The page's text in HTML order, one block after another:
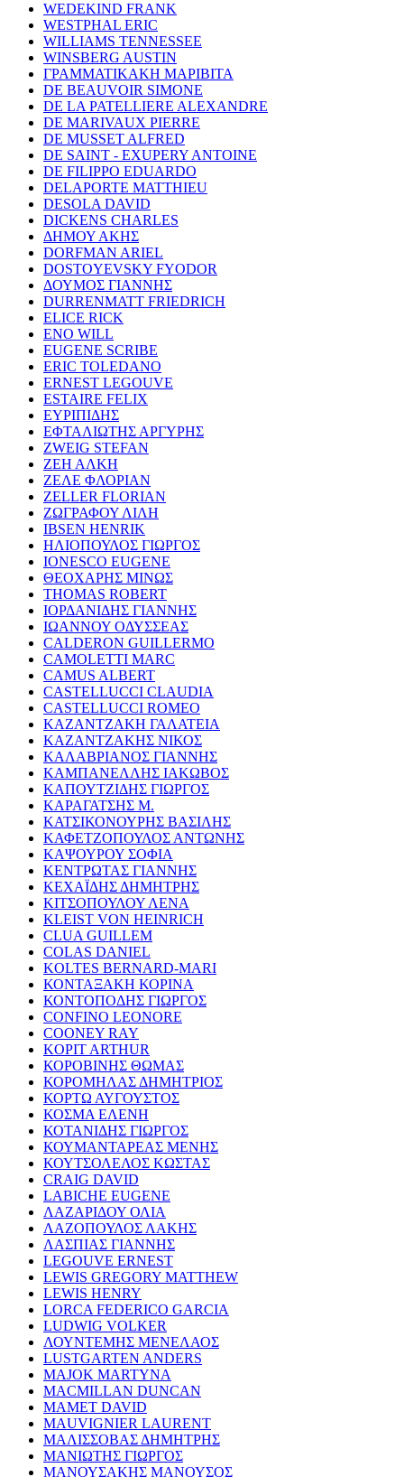
WEDEKIND FRANK
WESTPHAL ERIC
WILLIAMS TENNESSEE
WINSBERG AUSTIN
ΓΡΑΜΜΑΤΙΚΑΚΗ ΜΑΡΙΒΙΤΑ
DE BEAUVOIR SIMONE
DE LA PATELLIERE ALEXANDRE
DE MARIVAUX PIERRE
DE MUSSET ALFRED
DE SAINT - EXUPERY ANTOINE
DE FILIPPO EDUARDO
DELAPORTE MATTHIEU
DESOLA DAVID
DICKENS CHARLES
ΔΗΜΟΥ ΑΚΗΣ
DORFMAN ARIEL
DOSTOYEVSKY FYODOR
ΔΟΥΜΟΣ ΓΙΑΝΝΗΣ
DURRENMATT FRIEDRICH
ELICE RICK
ENO WILL
EUGENE SCRIBE
ERIC TOLEDANO
ERNEST LEGOUVE
ESTAIRE FELIX
ΕΥΡΙΠΙΔΗΣ
ΕΦΤΑΛΙΩΤΗΣ ΑΡΓΥΡΗΣ
ZWEIG STEFAN
ΖΕΗ ΑΛΚΗ
ΖΕΛΕ ΦΛΟΡΙΑΝ
ZELLER FLORIAN
ΖΩΓΡΑΦΟΥ ΛΙΛΗ
IBSEN HENRIK
ΗΛΙΟΠΟΥΛΟΣ ΓΙΩΡΓΟΣ
IONESCO EUGENE
ΘΕΟΧΑΡΗΣ ΜΙΝΩΣ
THOMAS ROBERT
ΙΟΡΔΑΝΙΔΗΣ ΓΙΑΝΝΗΣ
ΙΩΑΝΝΟΥ ΟΔΥΣΣΕΑΣ
CALDERON GUILLERMO
CAMOLETTI MARC
CAMUS ALBERT
CASTELLUCCI CLAUDIA
CASTELLUCCI ROMEO
ΚΑΖΑΝΤΖΑΚΗ ΓΑΛΑΤΕΙΑ
ΚΑΖΑΝΤΖΑΚΗΣ ΝΙΚΟΣ
ΚΑΛΑΒΡΙΑΝΟΣ ΓΙΑΝΝΗΣ
ΚΑΜΠΑΝΕΛΛΗΣ ΙΑΚΩΒΟΣ
ΚΑΠΟΥΤΖΙΔΗΣ ΓΙΩΡΓΟΣ
ΚΑΡΑΓΑΤΣΗΣ Μ.
ΚΑΤΣΙΚΟΝΟΥΡΗΣ ΒΑΣΙΛΗΣ
ΚΑΦΕΤΖΟΠΟΥΛΟΣ ΑΝΤΩΝΗΣ
ΚΑΨΟΥΡΟΥ ΣΟΦΙΑ
ΚΕΝΤΡΩΤΑΣ ΓΙΑΝΝΗΣ
ΚΕΧΑΪΔΗΣ ΔΗΜΗΤΡΗΣ
ΚΙΤΣΟΠΟΥΛΟΥ ΛΕΝΑ
KLEIST VON HEINRICH
CLUA GUILLEM
COLAS DANIEL
KOLTES BERNARD-MARI
ΚΟΝΤΑΞΑΚΗ ΚΟΡΙΝΑ
ΚΟΝΤΟΠΟΔΗΣ ΓΙΩΡΓΟΣ
CONFINO LEONORE
COONEY RAY
KOPIT ARTHUR
ΚΟΡΟΒΙΝΗΣ ΘΩΜΑΣ
ΚΟΡΟΜΗΛΑΣ ΔΗΜΗΤΡΙΟΣ
ΚΟΡΤΩ ΑΥΓΟΥΣΤΟΣ
ΚΟΣΜΑ ΕΛΕΝΗ
ΚΟΤΑΝΙΔΗΣ ΓΙΩΡΓΟΣ
ΚΟΥΜΑΝΤΑΡΕΑΣ ΜΕΝΗΣ
ΚΟΥΤΣΟΛΕΛΟΣ ΚΩΣΤΑΣ
CRAIG DAVID
LABICHE EUGENE
ΛΑΖΑΡΙΔΟΥ ΟΛΙΑ
ΛΑΖΟΠΟΥΛΟΣ ΛΑΚΗΣ
ΛΑΣΠΙΑΣ ΓΙΑΝΝΗΣ
LEGOUVE ERNEST
LEWIS GREGORY MATTHEW
LEWIS HENRY
LORCA FEDERICO GARCIA
LUDWIG VOLKER
ΛΟΥΝΤΕΜΗΣ ΜΕΝΕΛΑΟΣ
LUSTGARTEN ANDERS
MAJOK MARTYNA
MACMILLAN DUNCAN
MAMET DAVID
MAUVIGNIER LAURENT
ΜΑΛΙΣΣΟΒΑΣ ΔΗΜΗΤΡΗΣ
ΜΑΝΙΩΤΗΣ ΓΙΩΡΓΟΣ
ΜΑΝΟΥΣΑΚΗΣ ΜΑΝΟΥΣΟΣ